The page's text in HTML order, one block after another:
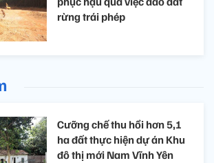
rừng trái phép
Cưỡng chế thu hồi hơn 5,1
ha đất thực hiện dự án Khu
đô thị mới Nam Vĩnh Yên